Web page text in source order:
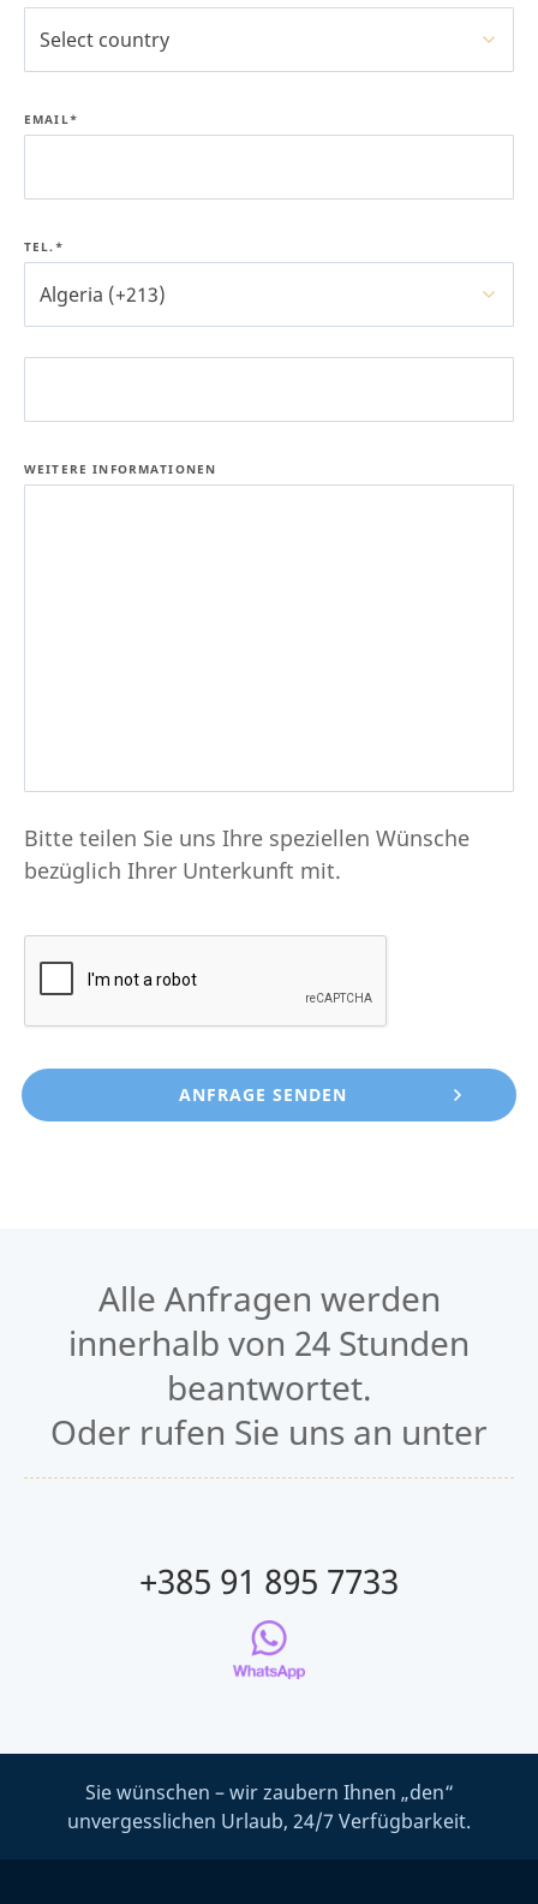
Select country
EMAIL*
TEL.*
Algeria (+213)
WEITERE INFORMATIONEN
Bitte teilen Sie uns Ihre speziellen Wünsche
bezüglich Ihrer Unterkunft mit.
Alle Anfragen werden
innerhalb von 24 Stunden
beantwortet.
Oder rufen Sie uns an unter
+385 91 895 7733
Sie wünschen – wir zaubern Ihnen „den“
unvergesslichen Urlaub, 24/7 Verfügbarkeit.